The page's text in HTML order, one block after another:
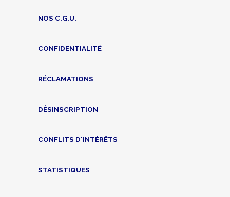
NOS C.G.U.
CONFIDENTIALITÉ
RÉCLAMATIONS
DÉSINSCRIPTION
CONFLITS D'INTÉRÊTS
STATISTIQUES